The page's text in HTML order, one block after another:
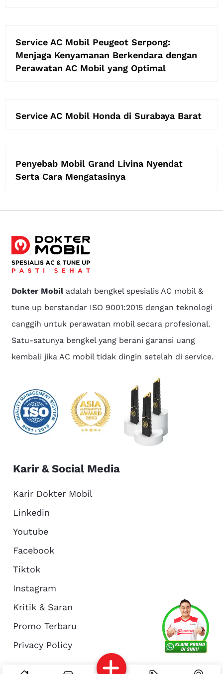
About Us
Reservasi Article
Service AC Mobil Peugeot Serpong:
Menjaga Kenyamanan Berkendara dengan
Perawatan AC Mobil yang Optimal
Service AC Mobil Honda di Surabaya Barat
Penyebab Mobil Grand Livina Nyendat
Serta Cara Mengatasinya
Dokter Mobiladalah bengkel spesialis AC mobil &
tune up berstandar ISO 9001:2015 dengan teknologi
canggih untuk perawatan mobil secara profesional.
Satu-satunya bengkel yang berani garansi uang
kembali jika AC mobil tidak dingin setelah di service.
Karir & Social Media
Karir Dokter Mobil
Linkedin
Youtube
Facebook
Tiktok
Instagram
Kritik & Saran
Promo Terbaru
Privacy Policy